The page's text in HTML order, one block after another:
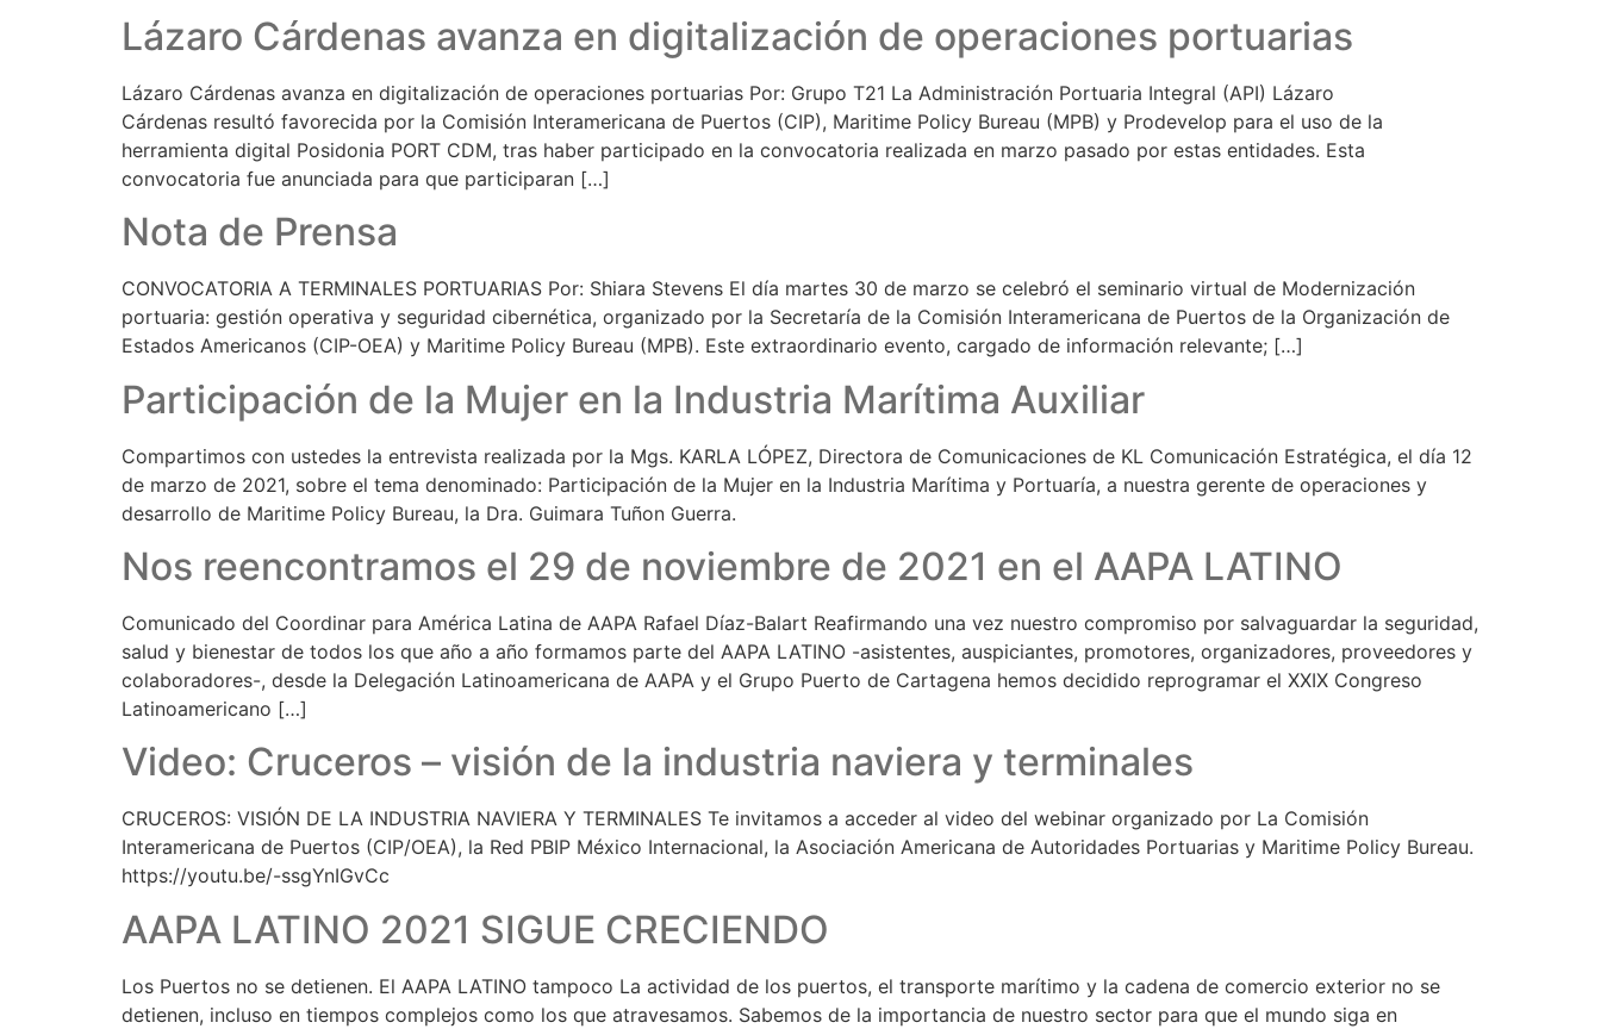
Lázaro Cárdenas avanza en digitalización de operaciones portuarias
Lázaro Cárdenas avanza en digitalización de operaciones portuarias Por: Grupo T21 La Administración Portuaria Integral (API) Lázaro
Cárdenas resultó favorecida por la Comisión Interamericana de Puertos (CIP), Maritime Policy Bureau (MPB) y Prodevelop para el uso de la
herramienta digital Posidonia PORT CDM, tras haber participado en la convocatoria realizada en marzo pasado por estas entidades. Esta
convocatoria fue anunciada para que participaran […]
Nota de Prensa
CONVOCATORIA A TERMINALES PORTUARIAS Por: Shiara Stevens El día martes 30 de marzo se celebró el seminario virtual de Modernización
portuaria: gestión operativa y seguridad cibernética, organizado por la Secretaría de la Comisión Interamericana de Puertos de la Organización de
Estados Americanos (CIP-OEA) y Maritime Policy Bureau (MPB). Este extraordinario evento, cargado de información relevante; […]
Participación de la Mujer en la Industria Marítima Auxiliar
Compartimos con ustedes la entrevista realizada por la Mgs. KARLA LÓPEZ, Directora de Comunicaciones de KL Comunicación Estratégica, el día 12
de marzo de 2021, sobre el tema denominado: Participación de la Mujer en la Industria Marítima y Portuaría, a nuestra gerente de operaciones y
desarrollo de Maritime Policy Bureau, la Dra. Guimara Tuñon Guerra.
Nos reencontramos el 29 de noviembre de 2021 en el AAPA LATINO
Comunicado del Coordinar para América Latina de AAPA Rafael Díaz-Balart Reafirmando una vez nuestro compromiso por salvaguardar la seguridad,
salud y bienestar de todos los que año a año formamos parte del AAPA LATINO -asistentes, auspiciantes, promotores, organizadores, proveedores y
colaboradores-, desde la Delegación Latinoamericana de AAPA y el Grupo Puerto de Cartagena hemos decidido reprogramar el XXIX Congreso
Latinoamericano […]
Video: Cruceros – visión de la industria naviera y terminales
CRUCEROS: VISIÓN DE LA INDUSTRIA NAVIERA Y TERMINALES Te invitamos a acceder al video del webinar organizado por La Comisión
Interamericana de Puertos (CIP/OEA), la Red PBIP México Internacional, la Asociación Americana de Autoridades Portuarias y Maritime Policy Bureau.
https://youtu.be/-ssgYnIGvCc
AAPA LATINO 2021 SIGUE CRECIENDO
Los Puertos no se detienen. El AAPA LATINO tampoco La actividad de los puertos, el transporte marítimo y la cadena de comercio exterior no se
detienen, incluso en tiempos complejos como los que atravesamos. Sabemos de la importancia de nuestro sector para que el mundo siga en